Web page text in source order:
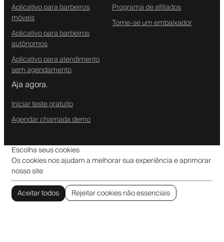
Aplicativo para barbeiros
móveis
Aplicativo para barbeiros
autônomos
Aplicativo para atendimento
sem agendamento
Programa de afiliados
Torne-se um embaixador
Aja agora.
Iniciar teste gratuito
Agendar chamada demo
Escolha seus cookies
Os cookies nos ajudam a melhorar sua experiência e aprimorar
nosso site
Aceitar todos
Rejeitar cookies não essenciais